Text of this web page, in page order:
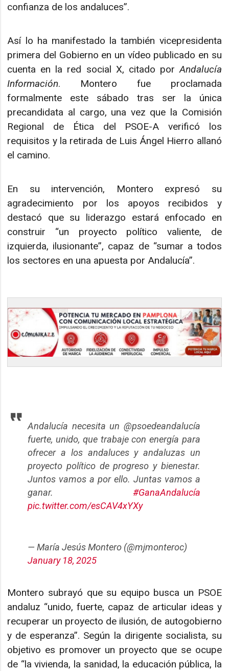
confianza de los andaluces”.
Así lo ha manifestado la también vicepresidenta
primera del Gobierno en un vídeo publicado en su
cuenta en la red social X, citado porAndalucía
Información. Montero fue proclamada
formalmente este sábado tras ser la única
precandidata al cargo, una vez que la Comisión
Regional de Ética del PSOE-A verificó los
requisitos y la retirada de Luis Ángel Hierro allanó
el camino.
En su intervención, Montero expresó su
agradecimiento por los apoyos recibidos y
destacó que su liderazgo estará enfocado en
construir “un proyecto político valiente, de
izquierda, ilusionante”, capaz de “sumar a todos
los sectores en una apuesta por Andalucía”.
Andalucía necesita un @psoedeandalucía
fuerte, unido, que trabaje con energía para
ofrecer a los andaluces y andaluzas un
proyecto político de progreso y bienestar.
Juntos vamos a por ello. Juntas vamos a
ganar. #GanaAndalucía
pic.twitter.com/esCAV4xYXy
— María Jesús Montero (@mjmonteroc)
January 18, 2025
Montero subrayó que su equipo busca un PSOE
andaluz “unido, fuerte, capaz de articular ideas y
recuperar un proyecto de ilusión, de autogobierno
y de esperanza”. Según la dirigente socialista, su
objetivo es promover un proyecto que se ocupe
de “la vivienda, la sanidad, la educación pública, la